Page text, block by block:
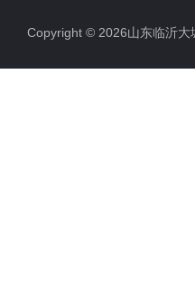
Copyright © 2026山东临沂